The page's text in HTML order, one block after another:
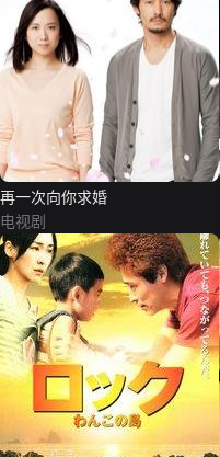
再一次向你求婚
电视剧